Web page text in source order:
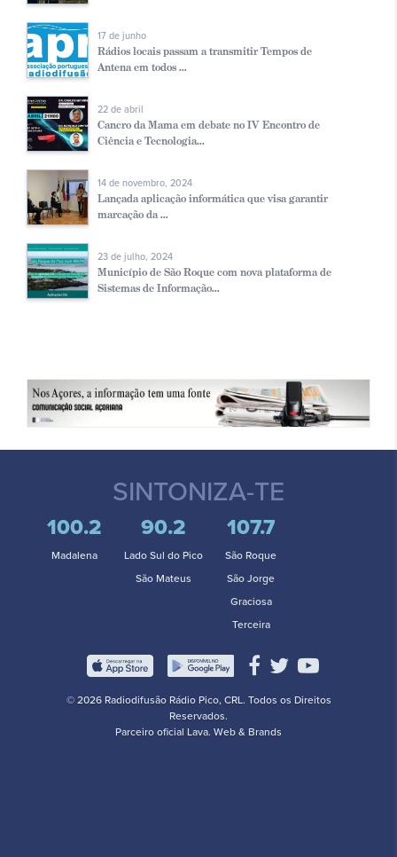
17 de junho
Rádios locais passam a transmitir Tempos de
Antena em todos ...
22 de abril
Cancro da Mama em debate no IV Encontro de
Ciência e Tecnologia...
14 de novembro, 2024
Lançada aplicação informática que visa garantir
marcação da ...
23 de julho, 2024
Município de São Roque com nova plataforma de
Sistemas de Informação...
SINTONIZA-TE
100.2
Madalena
90.2
Lado Sul do Pico
São Mateus
107.7
São Roque
São Jorge
Graciosa
Terceira
© 2026 Radiodifusão Rádio Pico, CRL. Todos os Direitos
Reservados.
Parceiro oficial Lava. Web & Brands